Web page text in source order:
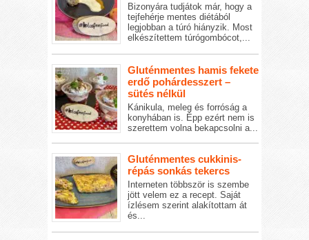
Bizonyára tudjátok már, hogy a
tejfehérje mentes diétából
legjobban a túró hiányzik. Most
elkészítettem túrógombócot,...
Gluténmentes hamis fekete
erdő pohárdesszert –
sütés nélkül
Kánikula, meleg és forróság a
konyhában is. Épp ezért nem is
szerettem volna bekapcsolni a...
Gluténmentes cukkinis-
répás sonkás tekercs
Interneten többször is szembe
jött velem ez a recept. Saját
ízlésem szerint alakítottam át
és...